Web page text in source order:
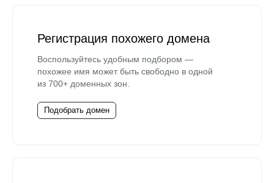
Регистрация похожего домена
Воспользуйтесь удобным подбором —
похожее имя может быть свободно в одной
из 700+ доменных зон.
Подобрать домен